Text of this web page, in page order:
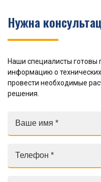
Нужна
Наши специалисты готовы
информацию о
провести необходимые
решения.